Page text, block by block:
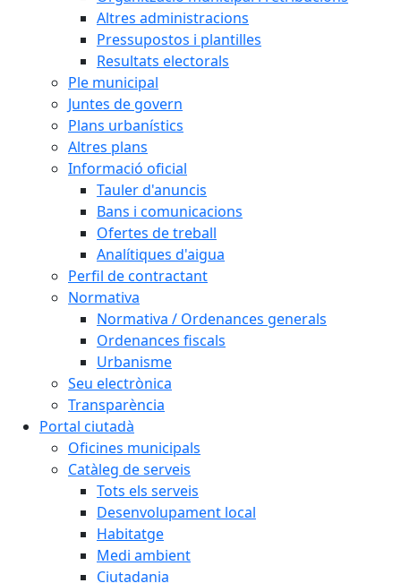
Altres administracions
Pressupostos i plantilles
Resultats electorals
Ple municipal
Juntes de govern
Plans urbanístics
Altres plans
Informació oficial
Tauler d'anuncis
Bans i comunicacions
Ofertes de treball
Analítiques d'aigua
Perfil de contractant
Normativa
Normativa / Ordenances generals
Ordenances fiscals
Urbanisme
Seu electrònica
Transparència
Portal ciutadà
Oficines municipals
Catàleg de serveis
Tots els serveis
Desenvolupament local
Habitatge
Medi ambient
Ciutadania